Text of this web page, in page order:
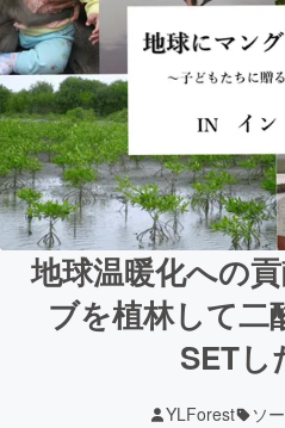
地球温暖化への
ブを植林して二
SETし
YLForest ソ